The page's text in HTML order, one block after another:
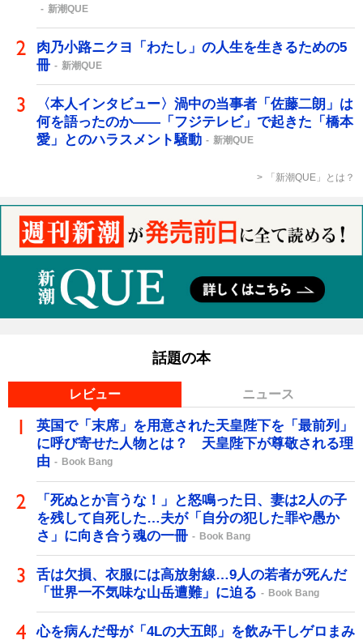
新潮QUE
肉乃小路ニクヨ「わたし」の人生を生きるための5
冊
新潮QUE
〈本人インタビュー〉渦中の当事者「佐藤二朗」は
何を語ったのか――「フジテレビ」で起きた「橋本
愛」とのハラスメント騒動
新潮QUE
「新潮QUE」とは？
話題の本
レビュー ニュース
英国で「末席」を用意された天皇陛下を「最前列」
に呼び寄せた人物とは？ 天皇陛下が尊敬される理
由
Book Bang
「死ぬとか言うな！」と怒鳴った日、妻は2人の子
を残して自死した…夫が「自分の犯した罪や愚か
さ」に向き合う魂の一冊
Book Bang
舌は欠損、衣服には高放射線…9人の若者が死んだ
「世界一不気味な山岳遭難」に迫る
Book Bang
心を病んだ母が「4Lの大五郎」を飲み干しゲロまみ